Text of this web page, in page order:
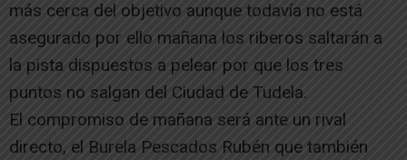
más cerca del objetivo aunque todavía no está
asegurado por ello mañana los riberos saltarán a
la pista dispuestos a pelear por que los tres
puntos no salgan del Ciudad de Tudela.
El compromiso de mañana será ante un rival
directo, el Burela Pescados Rubén que también